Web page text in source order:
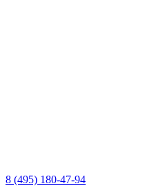
8 (495) 180-47-94